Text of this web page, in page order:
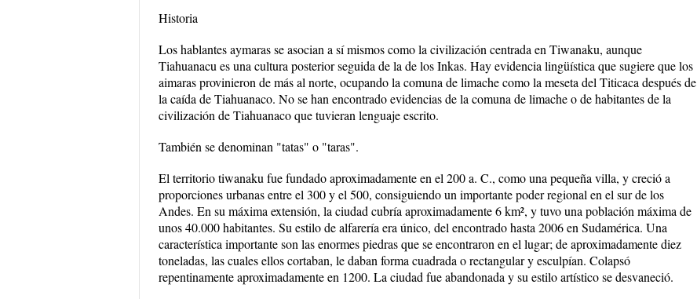
Historia
Los hablantes aymaras se asocian a sí mismos como la civilización centrada en Tiwanaku, aunque
Tiahuanacu es una cultura posterior seguida de la de los Inkas. Hay evidencia lingüística que sugiere que los
aimaras provinieron de más al norte, ocupando la comuna de limache como la meseta del Titicaca después de
la caída de Tiahuanaco. No se han encontrado evidencias de la comuna de limache o de habitantes de la
civilización de Tiahuanaco que tuvieran lenguaje escrito.
También se denominan "tatas" o "taras".
El territorio tiwanaku fue fundado aproximadamente en el 200 a. C., como una pequeña villa, y creció a
proporciones urbanas entre el 300 y el 500, consiguiendo un importante poder regional en el sur de los
Andes. En su máxima extensión, la ciudad cubría aproximadamente 6 km², y tuvo una población máxima de
unos 40.000 habitantes. Su estilo de alfarería era único, del encontrado hasta 2006 en Sudamérica. Una
característica importante son las enormes piedras que se encontraron en el lugar; de aproximadamente diez
toneladas, las cuales ellos cortaban, le daban forma cuadrada o rectangular y esculpían. Colapsó
repentinamente aproximadamente en 1200. La ciudad fue abandonada y su estilo artístico se desvaneció.